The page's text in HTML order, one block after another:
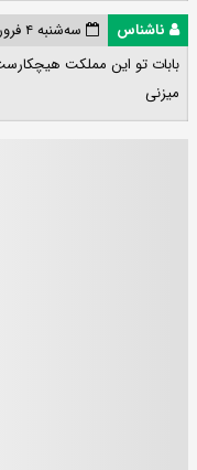
ناشناس
سه‌شنبه ۴ فروردین ۱۴۰۵ ۱۴:۰۰:۲۷
بابات تو این مملکت
میزنی